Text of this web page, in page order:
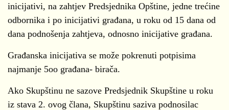
inicijativi, na zahtjev Predsjednika Opštine, jedne trećine
odbornika i po inicijativi građana, u roku od 15 dana od
dana podnošenja zahtjeva, odnosno inicijative građana.
Građanska inicijativa se može pokrenuti potpisima
najmanje 5oo građana- birača.
Ako Skupštinu ne sazove Predsjednik Skupštine u roku
iz stava 2. ovog člana, Skupštinu saziva podnosilac